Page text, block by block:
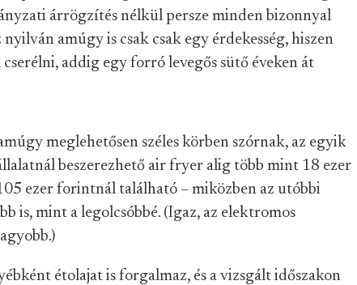
árrögzítés nélkül persze minden bizonnyal
amúgy is csak csak egy érdekesség, hiszen
addig egy forró levegős sütő éveken át
meglehetősen széles körben szórnak, az egyik
beszerezhető air fryer alig több mint 18 ezer
ezer forintnál található – miközben az utóbbi
is, mint a legolcsóbbé. (Igaz, az elektromos
étolajat is forgalmaz, és a vizsgált időszakon